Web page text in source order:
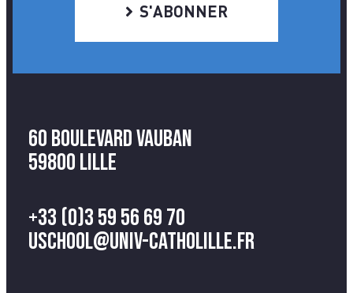
S'ABONNER
60 Boulevard Vauban
59800 Lille
+33 (0)3 59 56 69 70
uschool@univ-catholille.fr